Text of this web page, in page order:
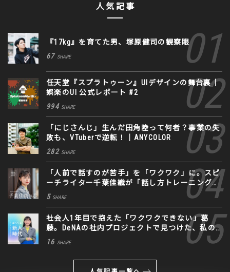
人気記事
『17kg』を育てた男、塚原健司の観察眼
67 SHARE
任天堂『スプラトゥーン』UIデザインの舞台裏｜
娯楽のUI 公式レポート #2
994 SHARE
「にじさんじ」生んだ田角陸って何者？事業の失
敗も、VTuberで逆転！｜ANYCOLOR
282 SHARE
「人前で話すのが苦手」を「ワクワク」に。スピ
ーチライター千葉佳織が「話し方トレーニング」
に込めた思い
5 SHARE
社会人1年目で抱えた「ワクワクできない」葛
藤。DeNAの社内プロジェクトで見つけた、私の
生きる道
16 SHARE